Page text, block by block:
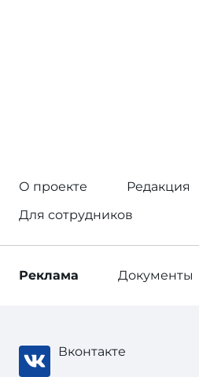
О проекте
Редакция
Для сотрудников
Реклама Документы
Вконтакте